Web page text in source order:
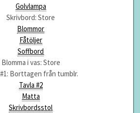
Golvlampa
Skrivbord: Store
Blommor
Fåtöljer
Soffbord
Blomma i vas: Store
Borttagen från tumblr.
Tavla #2
Matta
Skrivbordsstol